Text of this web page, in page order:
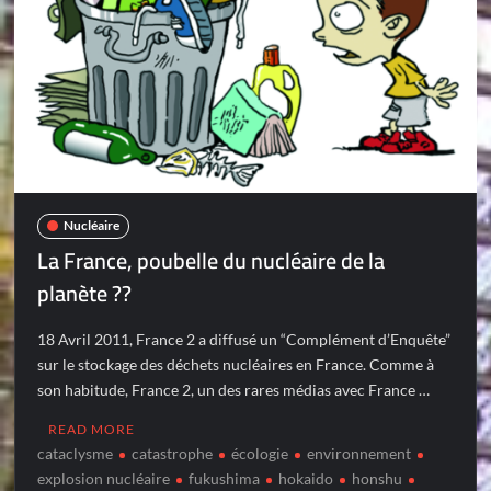
Nucléaire
La France, poubelle du nucléaire de la
planète ??
18 Avril 2011, France 2 a diffusé un “Complément d’Enquête”
sur le stockage des déchets nucléaires en France. Comme à
son habitude, France 2, un des rares médias avec France …
READ MORE
cataclysme catastrophe écologie
environnement
explosion nucléaire
fukushima hokaido
honshu